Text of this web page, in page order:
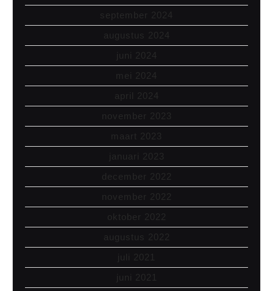
september 2024
augustus 2024
juni 2024
mei 2024
april 2024
november 2023
maart 2023
januari 2023
december 2022
november 2022
oktober 2022
augustus 2022
juli 2021
juni 2021